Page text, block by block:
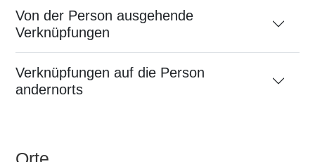
Von der Person ausgehende
Verknüpfungen
Verknüpfungen auf die Person
andernorts